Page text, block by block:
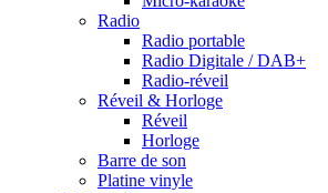
Radio
Radio portable
Radio Digitale / DAB+
Radio-réveil
Réveil & Horloge
Réveil
Horloge
Barre de son
Platine vinyle